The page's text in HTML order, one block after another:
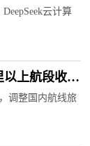
云计算
以上航段收取
调整国内航线旅